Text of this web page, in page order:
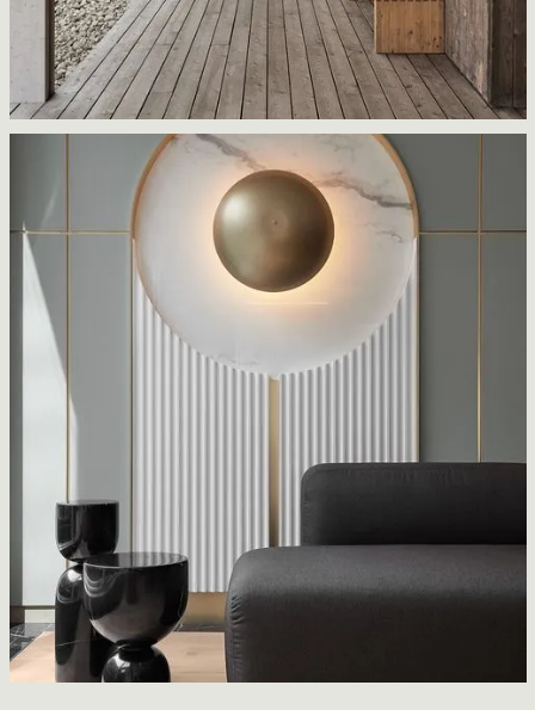
Pavillon du Saint-Laurent
Atelier Pierre Thibault